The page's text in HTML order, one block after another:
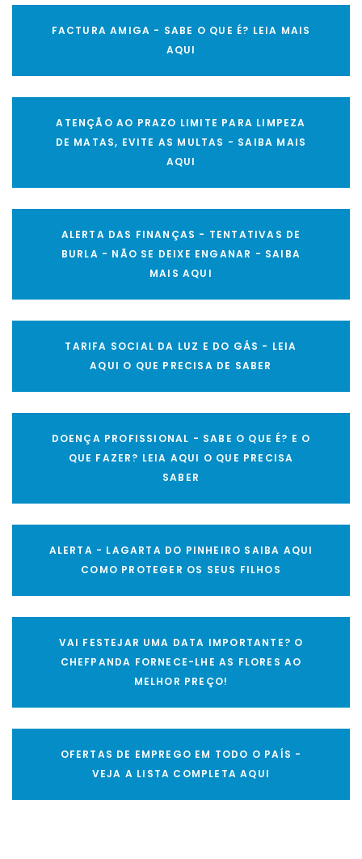
FACTURA AMIGA - SABE O QUE É? LEIA MAIS
AQUI
ATENÇÃO AO PRAZO LIMITE PARA LIMPEZA
DE MATAS, EVITE AS MULTAS - SAIBA MAIS
AQUI
ALERTA DAS FINANÇAS - TENTATIVAS DE
BURLA - NÃO SE DEIXE ENGANAR - SAIBA
MAIS AQUI
TARIFA SOCIAL DA LUZ E DO GÁS - LEIA
AQUI O QUE PRECISA DE SABER
DOENÇA PROFISSIONAL - SABE O QUE É? E O
QUE FAZER? LEIA AQUI O QUE PRECISA
SABER
ALERTA - LAGARTA DO PINHEIRO SAIBA AQUI
COMO PROTEGER OS SEUS FILHOS
VAI FESTEJAR UMA DATA IMPORTANTE? O
CHEFPANDA FORNECE-LHE AS FLORES AO
MELHOR PREÇO!
OFERTAS DE EMPREGO EM TODO O PAÍS -
VEJA A LISTA COMPLETA AQUI